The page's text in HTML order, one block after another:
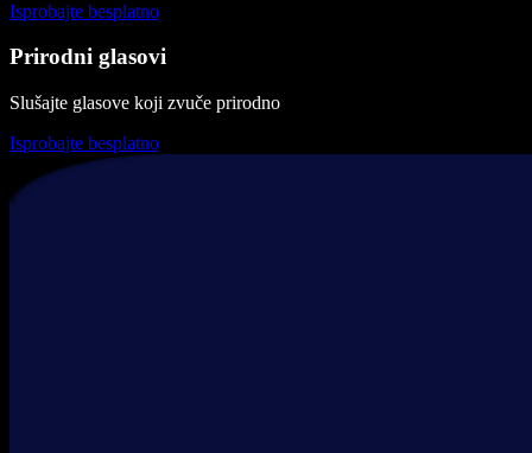
Isprobajte besplatno
Prirodni glasovi
Slušajte glasove koji zvuče prirodno
Isprobajte besplatno